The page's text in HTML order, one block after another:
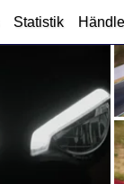
Statistik